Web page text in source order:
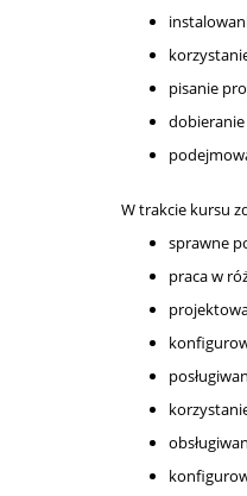
pisanie
W trakcie kursu
sprawne
praca w